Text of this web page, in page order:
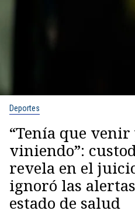
Deportes
“Tenía que venir
viniendo”:
revela en el
ignoró las
estado de salud